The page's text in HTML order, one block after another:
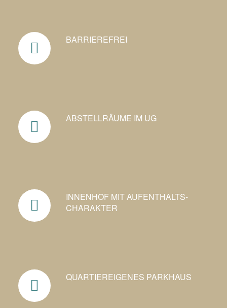
BARRIEREFREI
ABSTELLRÄUME IM UG
INNENHOF MIT AUFENTHALTS­
CHARAKTER
QUARTIEREIGENES PARKHAUS